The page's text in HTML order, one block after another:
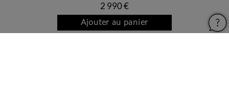
2 990 €
Ajouter au panier
Mentions légales
Conditions générales d'utilisation